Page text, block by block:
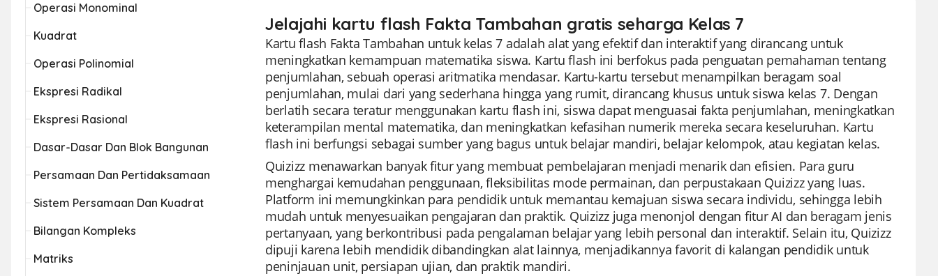
Operasi Monominal
Kuadrat
Operasi Polinomial
Ekspresi Radikal
Ekspresi Rasional
Dasar-Dasar Dan Blok Bangunan
Persamaan Dan Pertidaksamaan
Sistem Persamaan Dan Kuadrat
Bilangan Kompleks
Matriks
Jelajahi kartu flash Fakta Tambahan gratis seharga Kelas 7
Kartu flash Fakta Tambahan untuk kelas 7 adalah alat yang efektif dan interaktif yang dirancang untuk
meningkatkan kemampuan matematika siswa. Kartu flash ini berfokus pada penguatan pemahaman tentang
penjumlahan, sebuah operasi aritmatika mendasar. Kartu-kartu tersebut menampilkan beragam soal
penjumlahan, mulai dari yang sederhana hingga yang rumit, dirancang khusus untuk siswa kelas 7. Dengan
berlatih secara teratur menggunakan kartu flash ini, siswa dapat menguasai fakta penjumlahan, meningkatkan
keterampilan mental matematika, dan meningkatkan kefasihan numerik mereka secara keseluruhan. Kartu
flash ini berfungsi sebagai sumber yang bagus untuk belajar mandiri, belajar kelompok, atau kegiatan kelas.
Quizizz menawarkan banyak fitur yang membuat pembelajaran menjadi menarik dan efisien. Para guru
menghargai kemudahan penggunaan, fleksibilitas mode permainan, dan perpustakaan Quizizz yang luas.
Platform ini memungkinkan para pendidik untuk memantau kemajuan siswa secara individu, sehingga lebih
mudah untuk menyesuaikan pengajaran dan praktik. Quizizz juga menonjol dengan fitur AI dan beragam jenis
pertanyaan, yang berkontribusi pada pengalaman belajar yang lebih personal dan interaktif. Selain itu, Quizizz
dipuji karena lebih mendidik dibandingkan alat lainnya, menjadikannya favorit di kalangan pendidik untuk
peninjauan unit, persiapan ujian, dan praktik mandiri.